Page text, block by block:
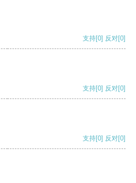
支持[0] 反对[0]
支持[0] 反对[0]
支持[0] 反对[0]